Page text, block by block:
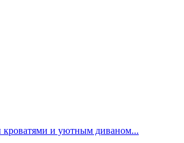
кроватями и уютным диваном...